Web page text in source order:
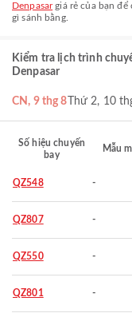
Denpasargiá rẻ của bạn để
gì sánh bằng.
Kiểm tra lịch trình
Denpasar
CN, 9 thg 8 Thứ 2, 10
Số hiệu chuyến
bay
Mẫu
QZ548 -
QZ807 -
QZ550 -
QZ801 -